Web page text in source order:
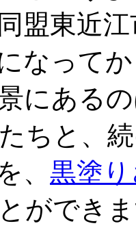
盟東近
なって
にある
ちと、
、 黒塗
ができ